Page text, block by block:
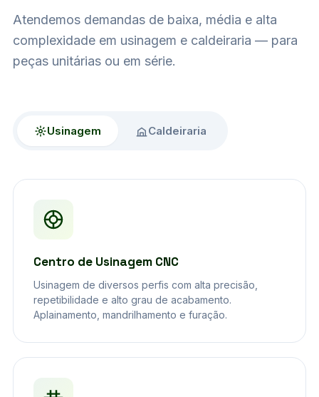
Atendemos demandas de baixa, média e alta
complexidade em usinagem e caldeiraria — para
peças unitárias ou em série.
Usinagem Caldeiraria
Centro de Usinagem CNC
Usinagem de diversos perfis com alta precisão,
repetibilidade e alto grau de acabamento.
Aplainamento, mandrilhamento e furação.